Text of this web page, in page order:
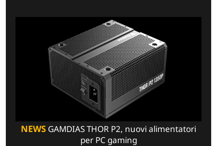
NEWS GAMDIAS THOR P2, nuovi alimentatori
per PC gaming